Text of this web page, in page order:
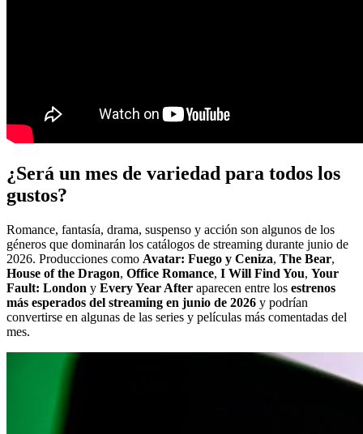
¿Será un mes de variedad para todos los
gustos?
Romance, fantasía, drama, suspenso y acción son algunos de los
géneros que dominarán los catálogos de streaming durante junio de
2026. Producciones como Avatar: Fuego y Ceniza, The Bear,
House of the Dragon, Office Romance, I Will Find You, Your
Fault: London y Every Year After aparecen entre los estrenos
más esperados del streaming en junio de 2026 y podrían
convertirse en algunas de las series y películas más comentadas del
mes.